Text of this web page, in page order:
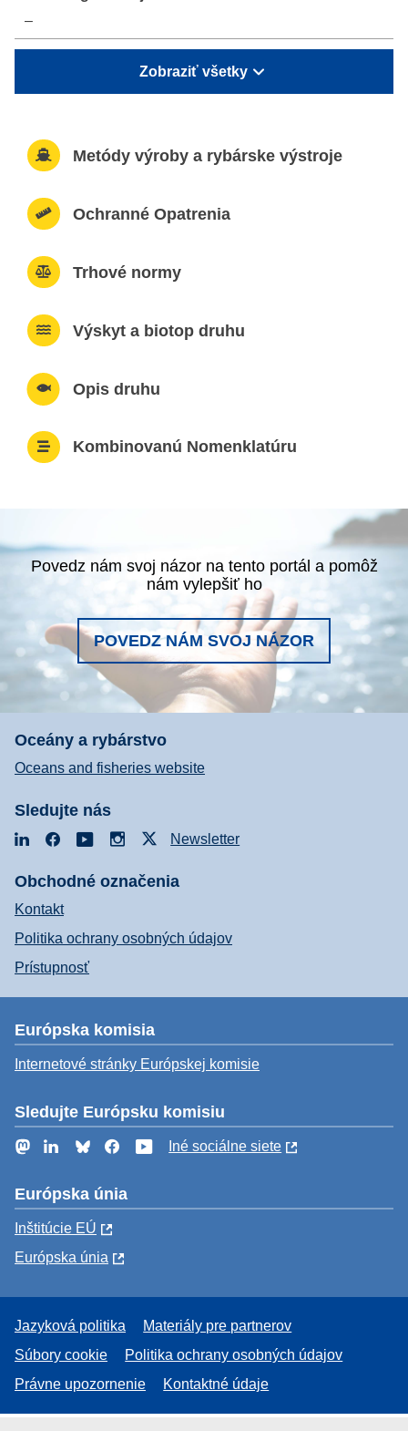
–
Zobraziť všetky
Metódy výroby a rybárske výstroje
Ochranné Opatrenia
Trhové normy
Výskyt a biotop druhu
Opis druhu
Kombinovanú Nomenklatúru
Povedz nám svoj názor na tento portál a pomôž
nám vylepšiť ho
POVEDZ NÁM SVOJ NÁZOR
Oceány a rybárstvo
Oceans and fisheries website
Sledujte nás
LinkedInFacebookYouTubeInstagramNewsletter
Obchodné označenia
Kontakt
Politika ochrany osobných údajov
Prístupnosť
Európska komisia
Internetové stránky Európskej komisie
Sledujte Európsku komisiu
MastodonLinkedInBlueskyFacebookYouTube
Iné sociálne siete
Európska únia
Inštitúcie EÚ
Európska únia
Jazyková politika
Materiály pre partnerov
Súbory cookie
Politika ochrany osobných údajov
Právne upozornenie
Kontaktné údaje